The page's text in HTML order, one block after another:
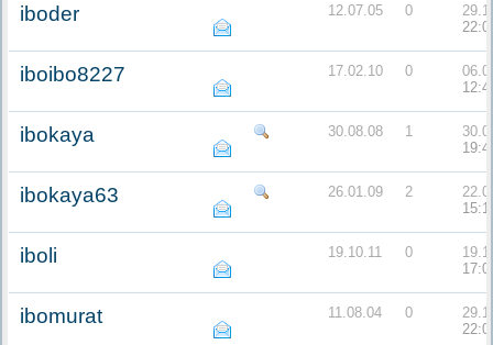
iboder 12.07.05 0
iboibo8227 17.02.10 0
ibokaya 30.08.08 1
ibokaya63 26.01.09 2
iboli 19.10.11 0
ibomurat 11.08.04 0